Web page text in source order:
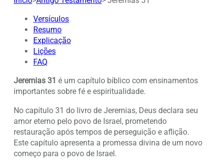
Versículos
Resumo
Explicação
Lições
FAQ
Jeremias 31 é um capítulo bíblico com ensinamentos
importantes sobre fé e espiritualidade.
No capítulo 31 do livro de Jeremias, Deus declara seu
amor eterno pelo povo de Israel, prometendo
restauração após tempos de perseguição e aflição.
Este capítulo apresenta a promessa divina de um novo
começo para o povo de Israel.